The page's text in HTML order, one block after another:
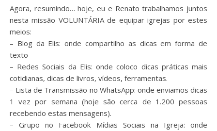
Agora, resumindo… hoje, eu e Renato trabalhamos juntos
nesta missão VOLUNTÁRIA de equipar igrejas por estes
meios:
– Blog da Elis: onde compartilho as dicas em forma de
texto
– Redes Sociais da Elis: onde coloco dicas práticas mais
cotidianas, dicas de livros, vídeos, ferramentas.
– Lista de Transmissão no WhatsApp: onde enviamos dicas
1 vez por semana (hoje são cerca de 1.200 pessoas
recebendo estas mensagens).
– Grupo no Facebook Mídias Sociais na Igreja: onde